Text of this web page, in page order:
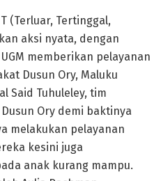
(Terluar, Tertinggal,
aksi nyata, dengan
memberikan pelayanan
Dusun Ory, Maluku
Said Tuhuleley, tim
Ory demi baktinya
melakukan pelayanan
kesini juga
anak kurang mampu.